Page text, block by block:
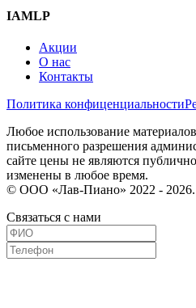
IAMLP
Акции
О нас
Контакты
Политика конфиценциальности
Любое использование
письменного разрешения
сайте цены не являются
изменены в любое время.
© ООО «Лав-Пиано» 2022 -
Связаться с нами